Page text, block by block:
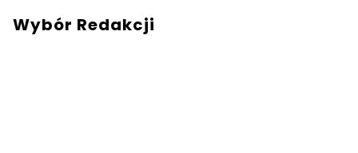
mail: redakcja@swiatzwierzat.pl
Wybór Redakcji